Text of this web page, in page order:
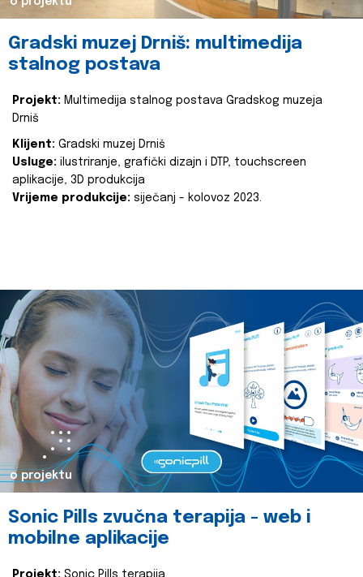
Gradski muzej Drniš: multimedija
stalnog postava
Projekt: Multimedija stalnog postava Gradskog muzeja
Drniš
Klijent: Gradski muzej Drniš
Usluge: ilustriranje, grafički dizajn i DTP, touchscreen
aplikacije, 3D produkcija
Vrijeme produkcije: siječanj - kolovoz 2023.
o projektu
Sonic Pills zvučna terapija - web i
mobilne aplikacije
Projekt: Sonic Pills terapija